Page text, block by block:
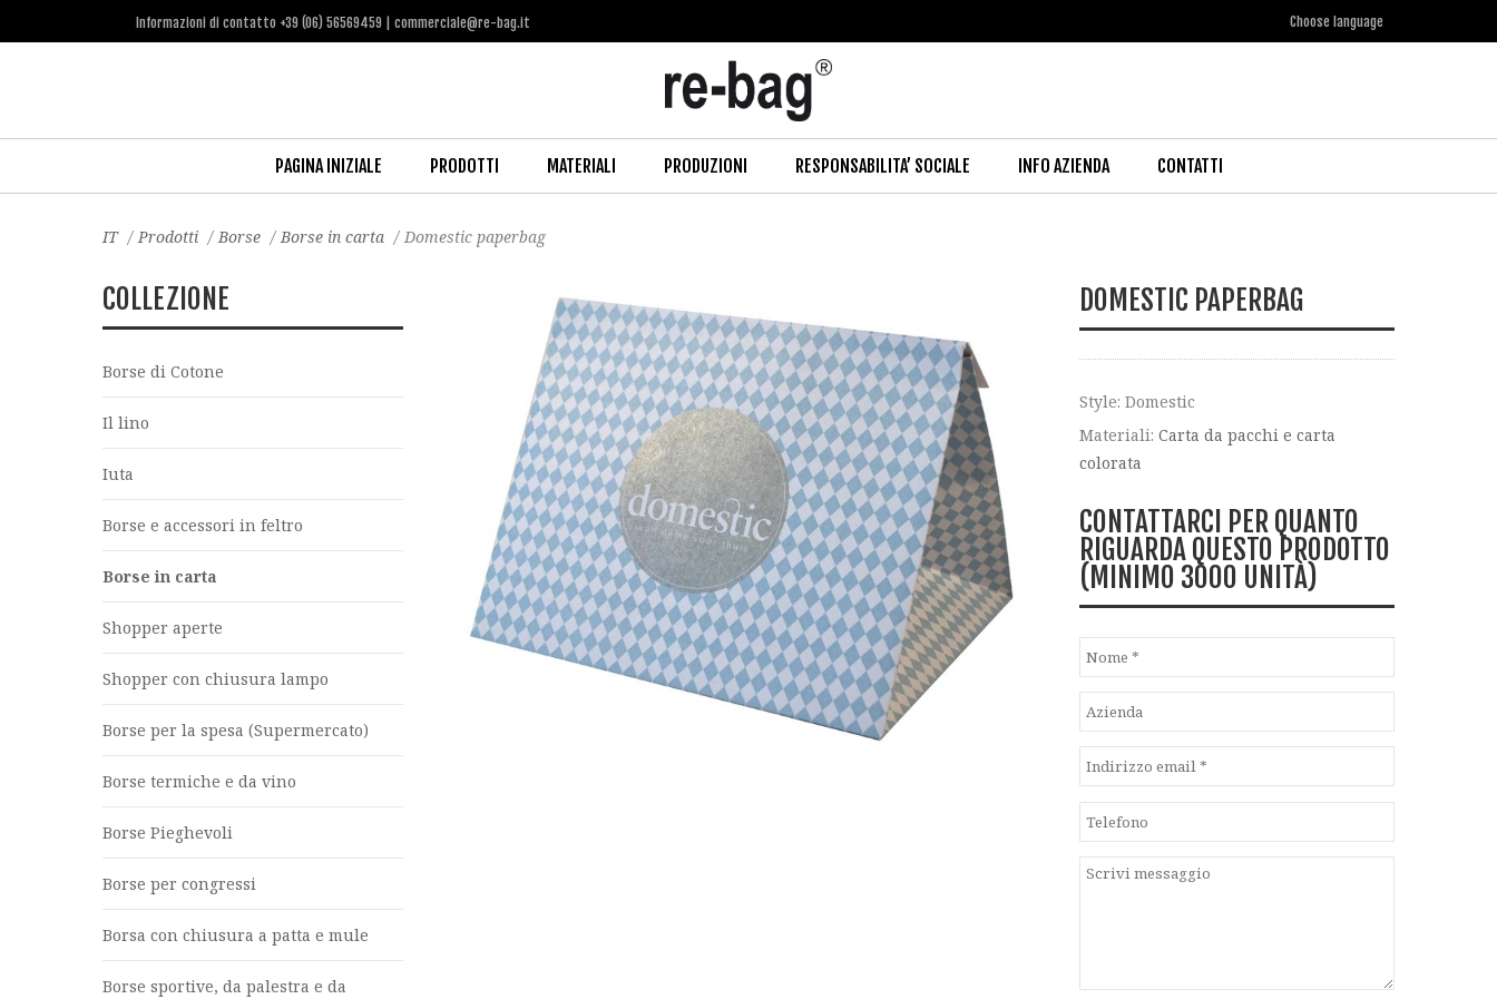
Informazioni di contatto +39 (06) 56569459 | commerciale@re-bag.it
PAGINA INIZIALE PRODOTTI MATERIALI PRODUZIONI RESPONSABILITA’ SOCIALE INFO AZIENDA CONTATTI
IT / Prodotti / Borse / Borse in carta / Domestic paperbag
DOMESTIC PAPERBAG
Style: Domestic
Materiali: Carta da pacchi e carta
colorata
CONTATTARCI PER QUANTO
RIGUARDA QUESTO PRODOTTO
(MINIMO 3000 UNITÀ)
COLLEZIONE
Borse di Cotone
Il lino
Iuta
Borse e accessori in feltro
Borse in carta
Shopper aperte
Shopper con chiusura lampo
Borse per la spesa (Supermercato)
Borse termiche e da vino
Borse Pieghevoli
Borse per congressi
Borsa con chiusura a patta e mule
Borse sportive, da palestra e da